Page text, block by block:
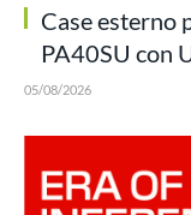
Case esterno
PA40SU con
05/08/2026